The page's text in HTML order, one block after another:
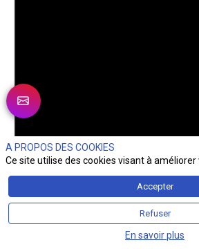
A PROPOS DES COOKIES
Ce site utilise des cookies visant à améliorer
Accepter
Refuser
En savoir plus